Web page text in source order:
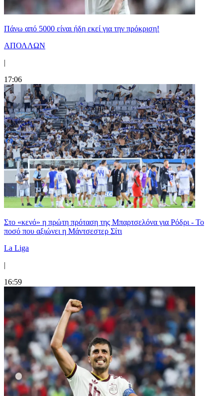
Πάνω από 5000 είναι ήδη εκεί για την πρόκριση!
ΑΠΟΛΛΩΝ
|
17:06
Στο «κενό» η πρώτη πρόταση της Μπαρτσελόνα για Ρόδρι - Το
ποσό που αξιώνει η Μάντσεστερ Σίτι
La Liga
|
16:59